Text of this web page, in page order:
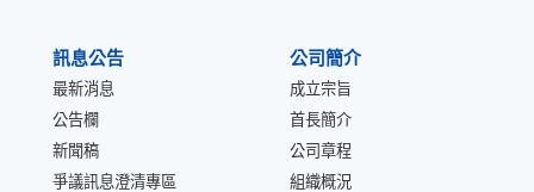
訊息公告
最新消息
公告欄
新聞稿
爭議訊息澄清專區
公司簡介
成立宗旨
首長簡介
公司章程
組織概況